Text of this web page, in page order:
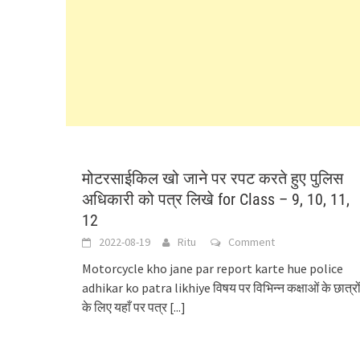
मोटरसाईकिल खो जाने पर रपट करते हुए पुलिस
अधिकारी को पत्र लिखे for Class – 9, 10, 11,
12
2022-08-19 Ritu Comment
Motorcycle kho jane par report karte hue police
adhikar ko patra likhiye विषय पर विभिन्न कक्षाओं के छात्रों
के लिए यहाँ पर पत्र [...]